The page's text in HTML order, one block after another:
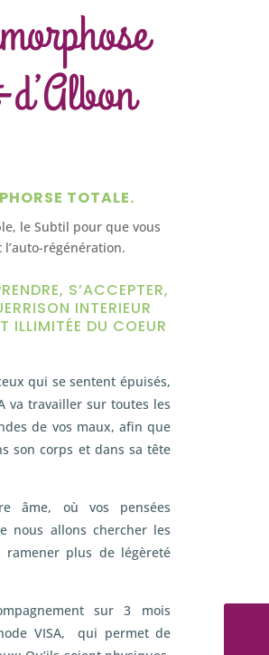
TOTALE.
le Subtil pour que vous
régénération.
S’ACCEPTER,
INTERIEUR
ILLIMITÉE DU COEUR
qui se sentent épuisés,
va travailler sur toutes les
de vos maux, afin que
son corps et dans sa tête
âme, où vos pensées
nous allons chercher les
ramener plus de légèreté
sur 3 mois
VISA, qui permet de